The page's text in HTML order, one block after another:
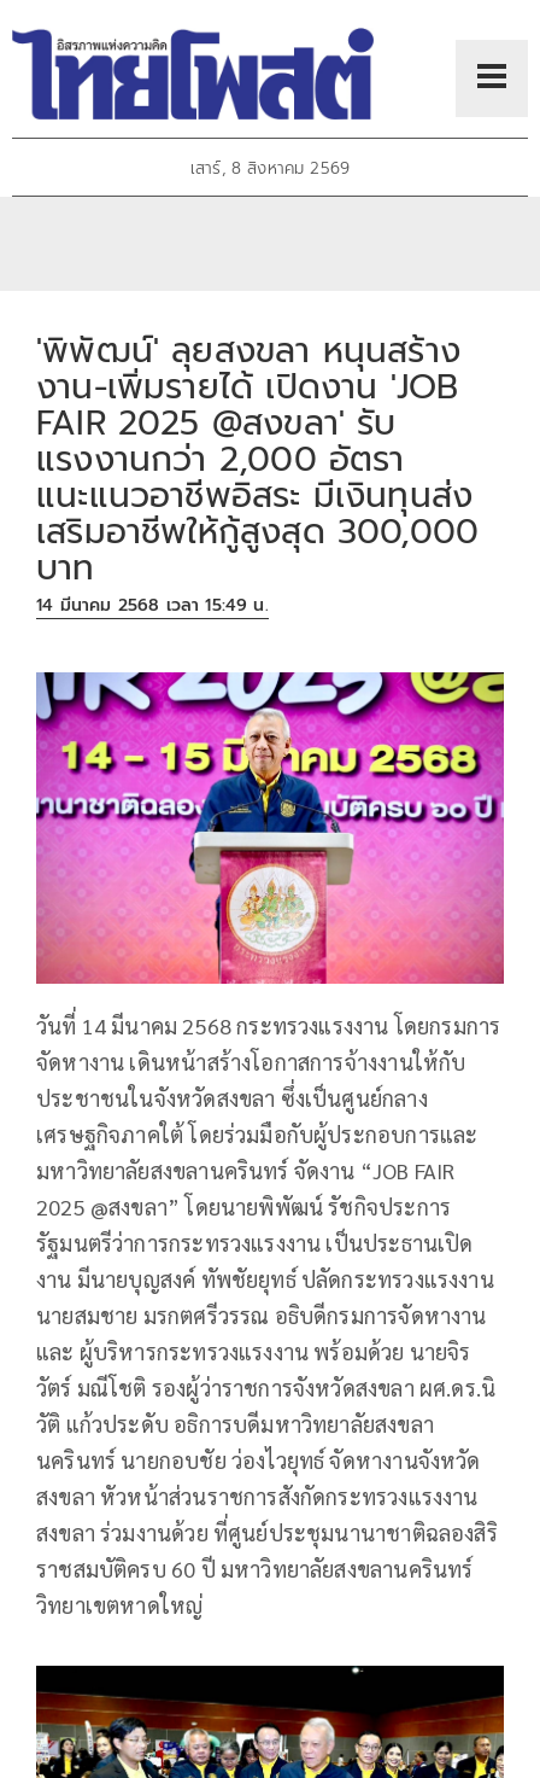
เสาร์, 8 สิงหาคม 2569
'พิพัฒน์' ลุยสงขลา หนุนสร้าง
งาน-เพิ่มรายได้ เปิดงาน 'JOB
FAIR 2025 @สงขลา' รับ
แรงงานกว่า 2,000 อัตรา
แนะแนวอาชีพอิสระ มีเงินทุนส่ง
เสริมอาชีพให้กู้สูงสุด 300,000
บาท
14 มีนาคม 2568 เวลา 15:49 น.
วันที่ 14 มีนาคม 2568 กระทรวงแรงงาน โดยกรมการ
จัดหางาน เดินหน้าสร้างโอกาสการจ้างงานให้กับ
ประชาชนในจังหวัดสงขลา ซึ่งเป็นศูนย์กลาง
เศรษฐกิจภาคใต้ โดยร่วมมือกับผู้ประกอบการและ
มหาวิทยาลัยสงขลานครินทร์ จัดงาน “JOB FAIR
2025 @สงขลา” โดยนายพิพัฒน์ รัชกิจประการ
รัฐมนตรีว่าการกระทรวงแรงงาน เป็นประธานเปิด
งาน มีนายบุญสงค์ ทัพชัยยุทธ์ ปลัดกระทรวงแรงงาน
นายสมชาย มรกตศรีวรรณ อธิบดีกรมการจัดหางาน
และ ผู้บริหารกระทรวงแรงงาน พร้อมด้วย นายจิร
วัตร์ มณีโชติ รองผู้ว่าราชการจังหวัดสงขลา ผศ.ดร.นิ
วัติ แก้วประดับ อธิการบดีมหาวิทยาลัยสงขลา
นครินทร์ นายกอบชัย ว่องไวยุทธ์ จัดหางานจังหวัด
สงขลา หัวหน้าส่วนราชการสังกัดกระทรวงแรงงาน
สงขลา ร่วมงานด้วย ที่ศูนย์ประชุมนานาชาติฉลองสิริ
ราชสมบัติครบ 60 ปี มหาวิทยาลัยสงขลานครินทร์
วิทยาเขตหาดใหญ่